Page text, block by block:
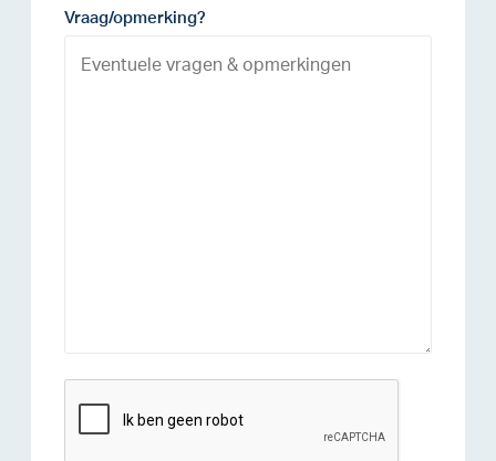
Vraag/opmerking?